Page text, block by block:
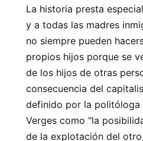
La historia presta
y a todas las madres
no siempre pueden
propios hijos porque se
de los hijos de otras
consecuencia del
definido por la politóloga
Verges como "la
de la explotación del